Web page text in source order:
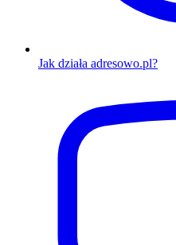
Jak działa adresowo.pl?